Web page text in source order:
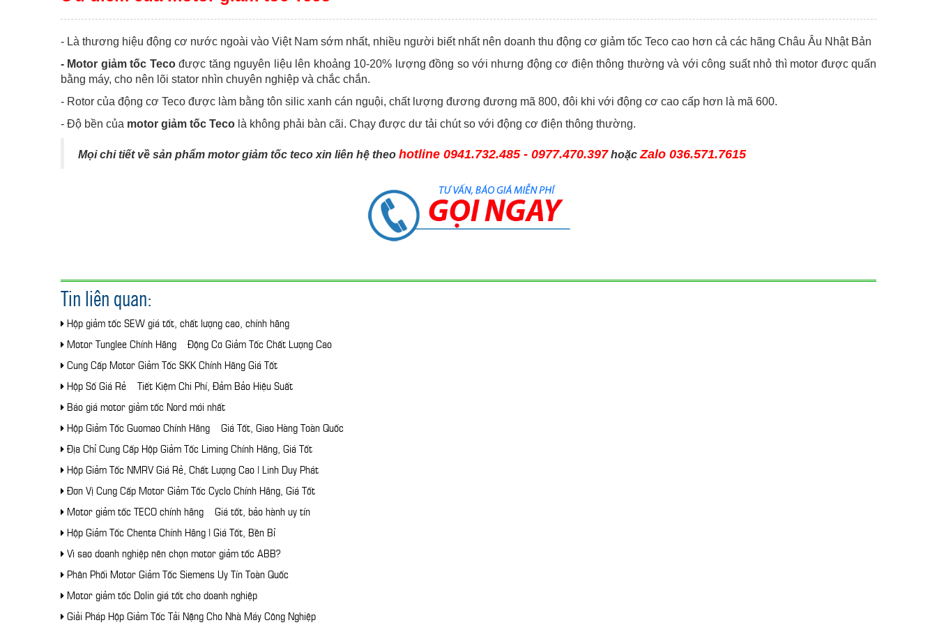
- Là thương hiệu động cơ nước ngoài vào Việt Nam sớm nhất, nhiều người biết nhất nên doanh thu động cơ giảm tốc Teco cao hơn cả các hãng Châu Âu Nhật Bản
- Motor giảm tốc Tecođược tăng nguyên liệu lên khoảng 10-20% lượng đồng so với nhưng động cơ điện thông thường và với công suất nhỏ thì motor được quấn
bằng máy, cho nên lõi stator nhìn chuyên nghiệp và chắc chắn.
- Rotor của động cơ Teco được làm bằng tôn silic xanh cán nguội, chất lượng đương đương mã 800, đôi khi với động cơ cao cấp hơn là mã 600.
- Độ bền của motor giảm tốc Teco là không phải bàn cãi. Chạy được dư tải chút so với động cơ điện thông thường.
Mọi chi tiết về sản phẩm motor giảm tốc teco xin liên hệ theo hotline 0941.732.485 - 0977.470.397hoặcZalo 036.571.7615
Tin liên quan:
Hộp giảm tốc SEW giá tốt, chất lượng cao, chính hãng
Motor Tunglee Chính Hãng – Động Cơ Giảm Tốc Chất Lượng Cao
Cung Cấp Motor Giảm Tốc SKK Chính Hãng Giá Tốt
Hộp Số Giá Rẻ – Tiết Kiệm Chi Phí, Đảm Bảo Hiệu Suất
Báo giá motor giảm tốc Nord mới nhất
Hộp Giảm Tốc Guomao Chính Hãng – Giá Tốt, Giao Hàng Toàn Quốc
Địa Chỉ Cung Cấp Hộp Giảm Tốc Liming Chính Hãng, Giá Tốt
Hộp Giảm Tốc NMRV Giá Rẻ, Chất Lượng Cao | Linh Duy Phát
Đơn Vị Cung Cấp Motor Giảm Tốc Cyclo Chính Hãng, Giá Tốt
Motor giảm tốc TECO chính hãng – Giá tốt, bảo hành uy tín
Hộp Giảm Tốc Chenta Chính Hãng | Giá Tốt, Bền Bỉ
Vì sao doanh nghiệp nên chọn motor giảm tốc ABB?
Phân Phối Motor Giảm Tốc Siemens Uy Tín Toàn Quốc
Motor giảm tốc Dolin giá tốt cho doanh nghiệp
Giải Pháp Hộp Giảm Tốc Tải Nặng Cho Nhà Máy Công Nghiệp